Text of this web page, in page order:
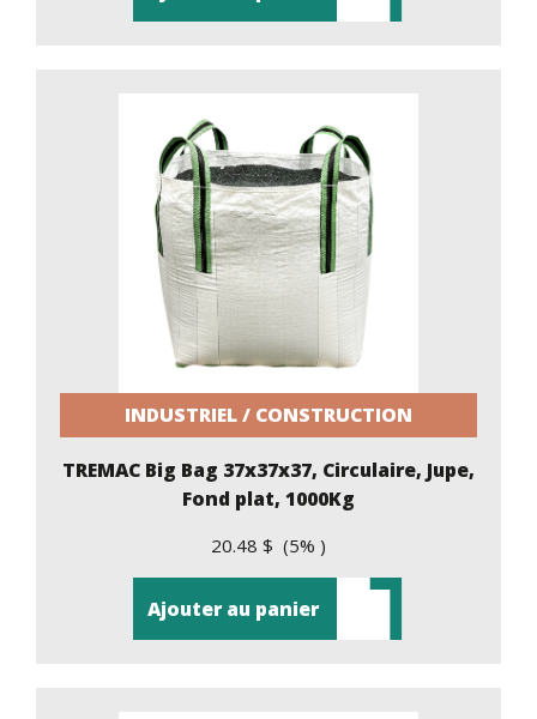
INDUSTRIEL / CONSTRUCTION
TREMAC Big Bag 37x37x37, Circulaire, Jupe,
Fond plat, 1000Kg
20.48 $ (5% )
Ajouter au panier